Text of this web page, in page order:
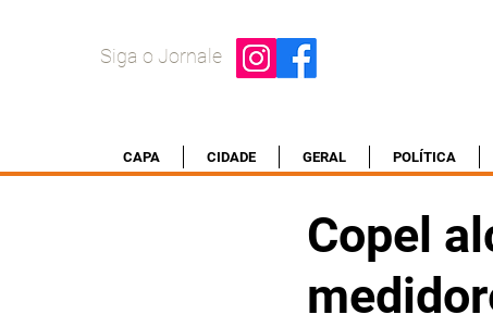
Siga o Jornale
CAPA CIDADE GERAL POLÍTICA
Copel